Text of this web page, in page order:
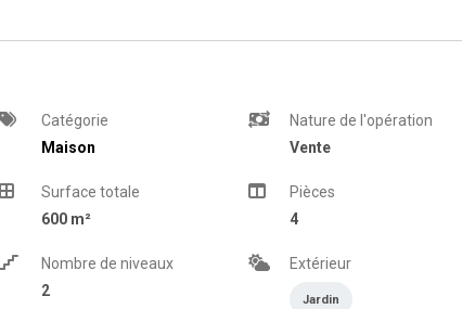
Catégorie
Maison
Nature de l'opération
Vente
Surface totale
600 m²
Pièces
4
Nombre de niveaux
2
Extérieur
Jardin